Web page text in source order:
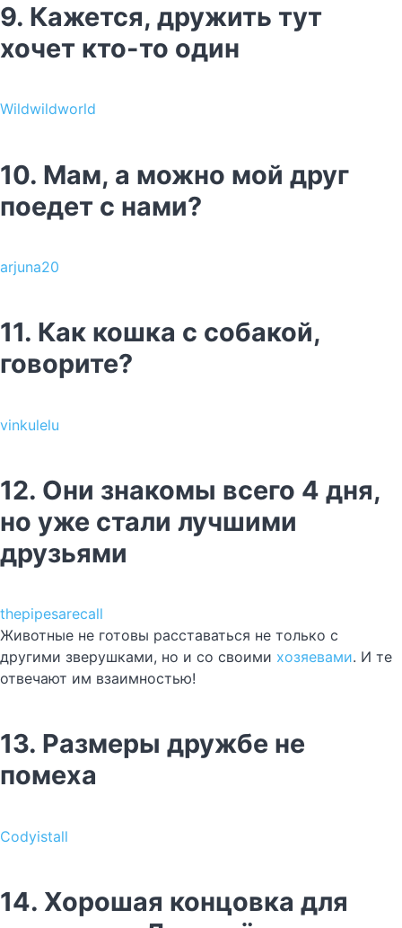
9. Кажется, дружить тут
хочет кто-то один
Wildwildworld
10. Мам, а можно мой друг
поедет с нами?
arjuna20
11. Как кошка с собакой,
говорите?
vinkulelu
12. Они знакомы всего 4 дня,
но уже стали лучшими
друзьями
thepipesarecall
Животные не готовы расставаться не только с
другими зверушками, но и со своими хозяевами. И те
отвечают им взаимностью!
13. Размеры дружбе не
помеха
Codyistall
14. Хорошая концовка для